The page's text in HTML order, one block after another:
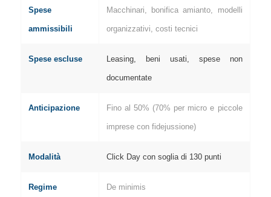
Spese
ammissibili
Macchinari, bonifica amianto, modelli
organizzativi, costi tecnici
Spese escluse Leasing, beni usati, spese non
documentate
Anticipazione Fino al 50% (70% per micro e piccole
imprese con fidejussione)
Modalità Click Day con soglia di 130 punti
Regime De minimis